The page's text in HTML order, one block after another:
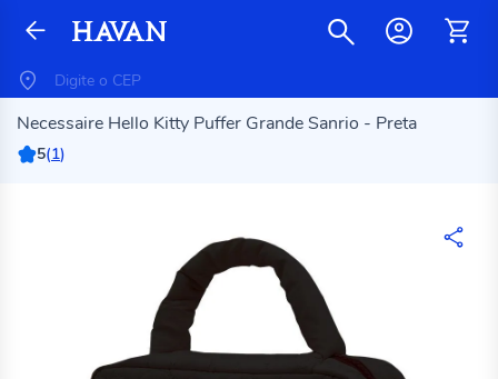
Necessaire Hello Kitty Puffer Grande Sanrio - Preta
5(1)